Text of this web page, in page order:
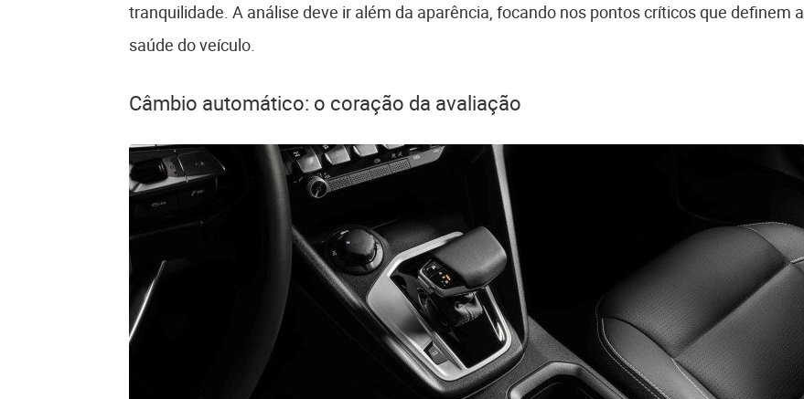
tranquilidade. A análise deve ir além da aparência, focando nos pontos críticos que definem a
saúde do veículo.
Câmbio automático: o coração da avaliação